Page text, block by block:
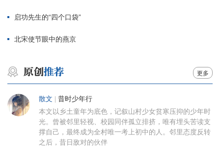
启功先生的“四个口袋”
北宋使节眼中的燕京
更多
散文 昔时少年行
本文以乡土童年为底色，记叙山村少女贫寒压抑的少年时
光。曾被邻里轻视、校园同伴孤立排挤，唯有埋头苦读支
撑自己，最终成为全村唯一考上初中的人。邻里态度反转
之后，昔日敌对的伙伴